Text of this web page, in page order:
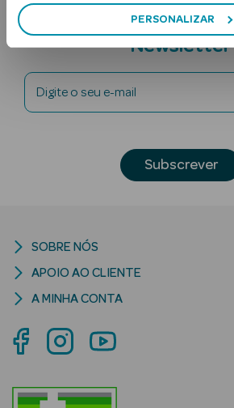
PERSONALIZAR
Rosto
Lábios
Criança
Subscreva a
Newsletter
Digite o seu e-mail
Subscrever
SOBRE NÓS
APOIO AO CLIENTE
A MINHA CONTA